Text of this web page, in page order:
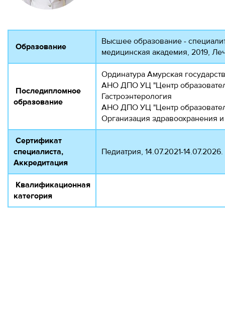
Образование
Высшее образование -
медицинская академия, 2019,
Последипломное
образование
Ординатура Амурская
АНО ДПО УЦ "Центр
Гастроэнтерология
АНО ДПО УЦ "Центр
Организация здравоохранения
Сертификат
специалиста,
Аккредитация
Педиатрия, 14.07.2021-14.07.2026.
Квалификационная
категория